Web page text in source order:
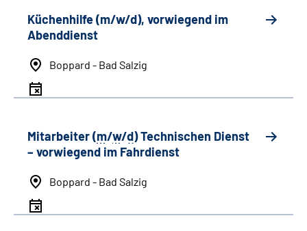
Küchenhilfe (m/w/d), vorwiegend im
Abenddienst
Boppard - Bad Salzig
Mitarbeiter (m/w/d) Technischen Dienst
– vorwiegend im Fahrdienst
Boppard - Bad Salzig